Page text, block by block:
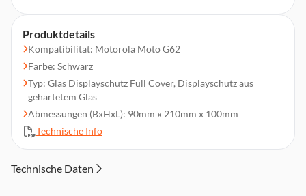
Produktdetails
Kompatibilität: Motorola Moto G62
Farbe: Schwarz
Typ: Glas Displayschutz Full Cover, Displayschutz aus
gehärtetem Glas
Abmessungen (BxHxL): 90mm x 210mm x 100mm
Technische Info
Technische Daten